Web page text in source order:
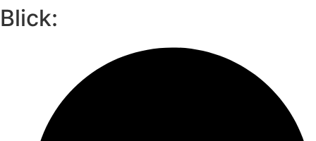
Blick: